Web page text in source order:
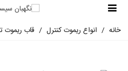
خانه / انواع ریموت کنترل / قاب ریموت